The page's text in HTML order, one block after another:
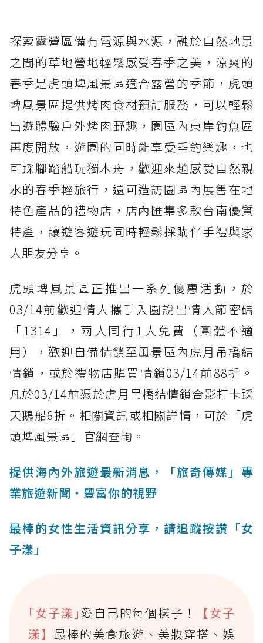
探索露營區備有電源與水源，融於自然地景
之間的草地營地輕鬆感受春季之美，涼爽的
春季是虎頭埤風景區適合露營的季節，虎頭
埤風景區提供烤肉食材預訂服務，可以輕鬆
出遊體驗戶外烤肉野趣，園區內東岸釣魚區
再度開放，遊園的同時能享受垂釣樂趣，也
可踩腳踏船玩獨木舟，歡迎來趟感受自然親
水的春季輕旅行，還可造訪園區內展售在地
特色產品的禮物店，店內匯集多款台南優質
特產，讓遊客遊玩同時輕鬆採購伴手禮與家
人朋友分享。
虎頭埤風景區正推出一系列優惠活動，於
03/14前歡迎情人攜手入園說出情人節密碼
「1314」，兩人同行1人免費（團體不適
用），歡迎自備情鎖至風景區內虎月吊橋結
情鎖，或於禮物店購買情鎖03/14前88折。
凡於03/14前憑於虎月吊橋結情鎖合影打卡踩
天鵝船6折。相關資訊或相關詳情，可於「虎
頭埤風景區」官網查詢。
提供海內外旅遊最新消息，「旅奇傳媒」專
業旅遊新聞‧豐富你的視野
最棒的女性生活資訊分享，請追蹤按讚「女
子漾」
｢女子漾｣ 愛自己的每個樣子！
【女子
漾】 最棒的美食旅遊、美妝穿搭、娛